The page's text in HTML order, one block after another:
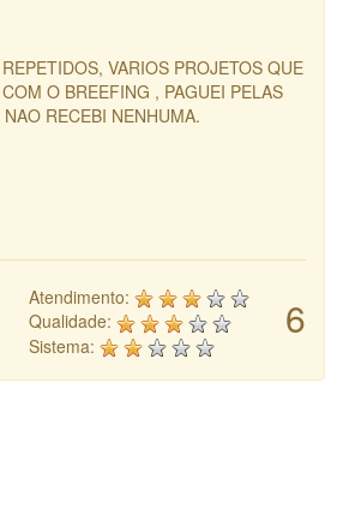
VARIOS PROJETOS QUE
O BREEFING , PAGUEI PELAS
RECEBI NENHUMA.
6
Atendimento:
Qualidade:
Sistema: